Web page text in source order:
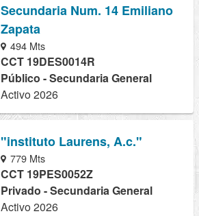
Secundaria Num. 14 Emiliano
Zapata
494 Mts
CCT 19DES0014R
Público - Secundaria General
Activo 2026
"instituto Laurens, A.c."
779 Mts
CCT 19PES0052Z
Privado - Secundaria General
Activo 2026